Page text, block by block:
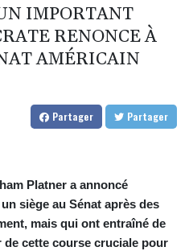
IMPORTANT
RENONCE À
AMÉRICAIN
Partager Partager
Platner a annoncé
siège au Sénat après des
mais qui ont entraîné de
cette course cruciale pour